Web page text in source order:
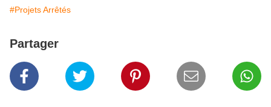
#Projets Arrêtés
Partager